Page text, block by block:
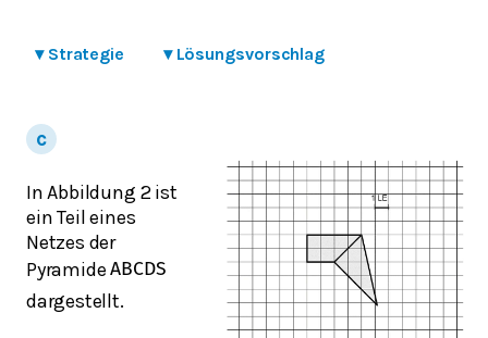
▾ Strategie ▾ Lösungsvorschlag
In Abbildung 2 ist
ein Teil eines
Netzes der
PyramideABCDS
dargestellt.